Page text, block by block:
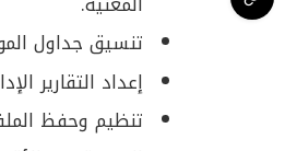
تنسيق جداول
إعداد التقارير
تنظيم وحفظ